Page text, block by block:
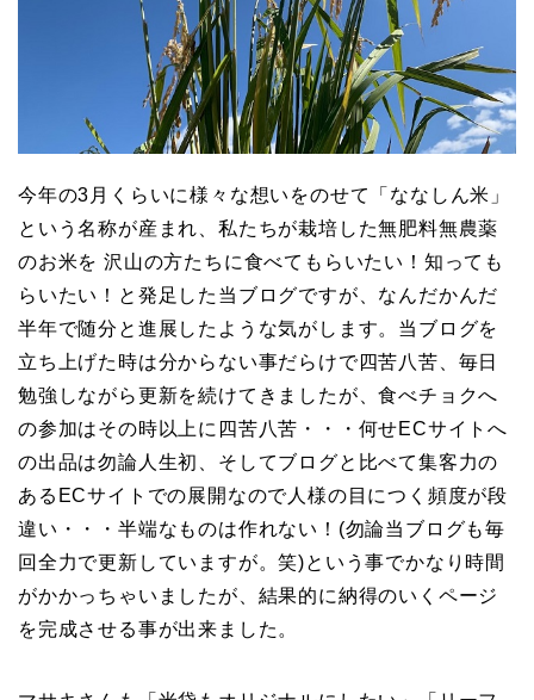
今年の3月くらいに様々な想いをのせて「ななしん米」
という名称が産まれ、私たちが栽培した無肥料無農薬
のお米を 沢山の方たちに食べてもらいたい！知っても
らいたい！と発足した当ブログですが、なんだかんだ
半年で随分と進展したような気がします。当ブログを
立ち上げた時は分からない事だらけで四苦八苦、毎日
勉強しながら更新を続けてきましたが、食べチョクへ
の参加はその時以上に四苦八苦・・・何せECサイトへ
の出品は勿論人生初、そしてブログと比べて集客力の
あるECサイトでの展開なので人様の目につく頻度が段
違い・・・半端なものは作れない！(勿論当ブログも毎
回全力で更新していますが。笑)という事でかなり時間
がかかっちゃいましたが、結果的に納得のいくページ
を完成させる事が出来ました。